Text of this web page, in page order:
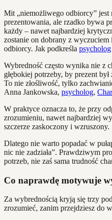
Mit „niemożliwego odbiorcy”
prezentowania, ale rzadko bywa
każdy – nawet najbardziej
zostanie on dobrany z
odbiorcy. Jak podkreśla psycholog
Wybredność często wynika nie z
głębokiej potrzeby, by prezent
To nie złośliwość, tylko
Anna Jankowska, psycholog,
W praktyce oznacza to, że przy
zrozumieniu, nawet najbardziej
szczerze zaskoczony i wzruszony.
Dlatego nie warto popadać w
nic nie zadziała”. Prawdziwym
potrzeb, nie zaś sama trudność
Co naprawdę motywuje
Za wybrednością kryją się trzy
zrozumieć, zanim przejdziesz do